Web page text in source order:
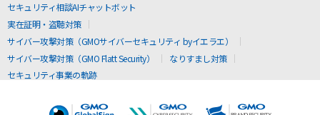
セキュリティ相談AIチャットボット
実在証明・盗聴対策
サイバー攻撃対策（GMOサイバーセキュリティ byイエラエ）
サイバー攻撃対策（GMO Flatt Security）
なりすまし対策
セキュリティ事業の軌跡